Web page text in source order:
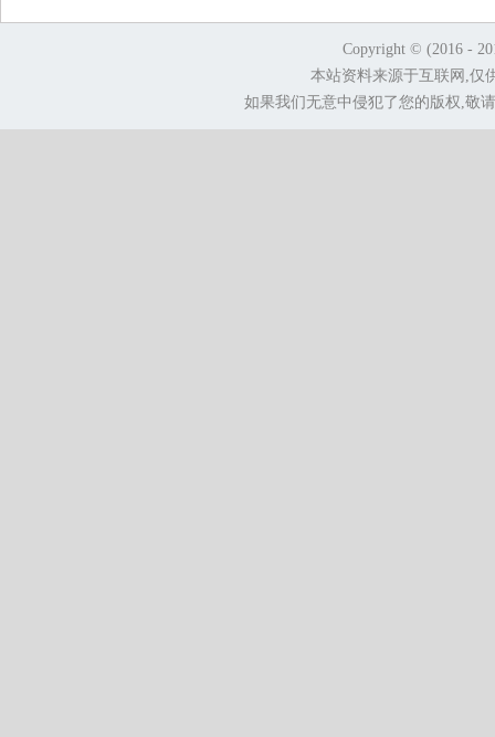
Copyright © (2016 -
本站资料来源于互联网,仅
如果我们无意中侵犯了您的版权,敬